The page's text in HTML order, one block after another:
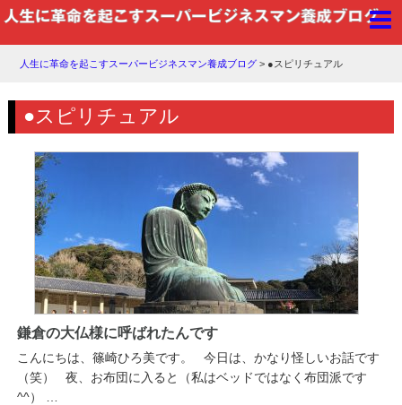
人生に革命を起こすスーパービジネスマン養成ブログ > ●スピリチュアル
●スピリチュアル
鎌倉の大仏様に呼ばれたんです
こんにちは、篠崎ひろ美です。 今日は、かなり怪しいお話です
（笑） 夜、お布団に入ると（私はベッドではなく布団派です
^^） …